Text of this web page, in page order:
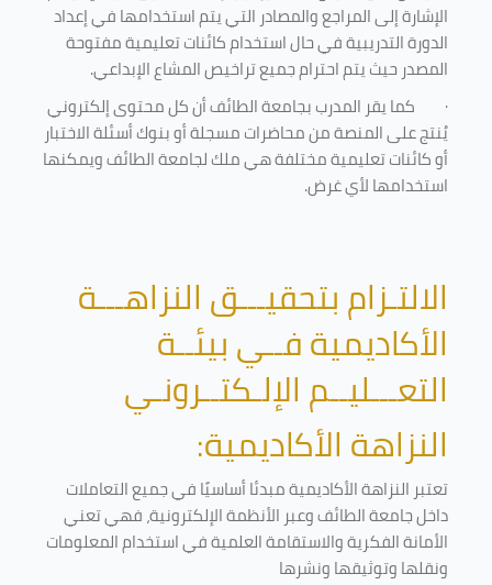
الإشارة إلى المراجع والمصادر التي يتم استخدامها في إعداد
الدورة التدريبية في حال استخدام كائنات تعليمية مفتوحة
المصدر حيث يتم احترام جميع تراخيص المشاع الإبداعي.
· كما يقر المدرب بجامعة الطائف أن كل محتوى إلكتروني
يُنتج على المنصة من محاضرات مسجلة أو بنوك أسئلة الاختبار
أو كائنات تعليمية مختلفة هي ملك لجامعة الطائف ويمكنها
استخدامها لأي غرض.
الالتـزام بتحقيـــق النزاهـــة
الأكاديمية فــي بيئــة
التعـــليــم الإلـكتــرونـي
النزاهة الأكاديمية:
تعتبر النزاهة الأكاديمية مبدئا أساسيًا في جميع التعاملات
داخل جامعة الطائف وعبر الأنظمة الإلكترونية، فهي تعني
الأمانة الفكرية والاستقامة العلمية في استخدام المعلومات
ونقلها وتوثيقها ونشرها